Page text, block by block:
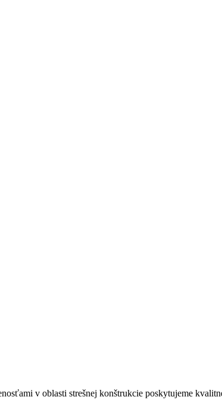
v oblasti strešnej konštrukcie poskytujeme